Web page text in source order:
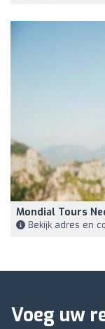
Mondial Tours
Bekijk adres en
Voeg uw